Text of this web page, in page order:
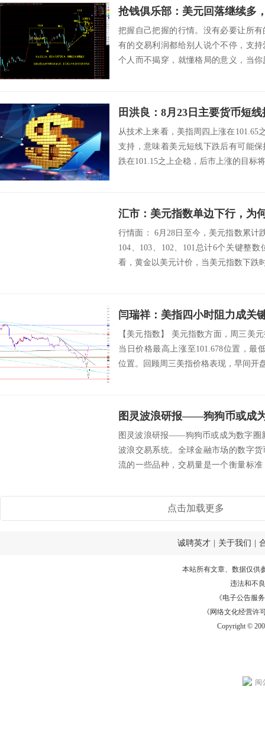
抢钱俱乐部：美元回落继续多
把握自己把握的行情。没有必要让所
有的交易利润都给别人说个不停，支
个人而不揭穿，就懂格局的意义，当
田洪良：8月23日主要货币
从技术上来看，美指周四上涨在101.65
支持，意味着美元短线下跌后有可能
跌在101.15之上企稳，后市上涨的目标
汇市：美元指数单边下行，为
行情面： 6月28日至今，美元指数累计
104、103、102、101总计6个关键整
看，黄金以美元计价，当美元指数下跌
【美元指数】 美元指数方面，周三美
当日价格最高上涨至101.678位置，最
位置。回顾周三美指价格表现，早间开
图灵波浪研报——狗狗币或成
图灵波浪研报——狗狗币或成为数字圈
波浪交易系统。全球金融市场的数字
流的一些品种，交易量是一个衡量标
点击加载更多
诚聘英才 关于我们
本站所有文章、数据仅供
违法和不
《电子公告服务
《网络文化经营许
Copyright ©
闽